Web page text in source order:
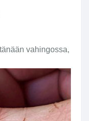
vahingossa,